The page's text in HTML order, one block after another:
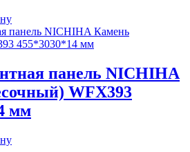
панель NICHIHA
WFX393
мм